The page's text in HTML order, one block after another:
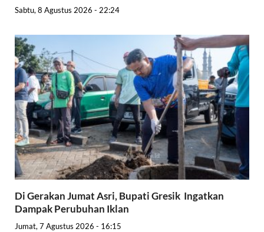
Sabtu, 8 Agustus 2026 - 22:24
Di Gerakan Jumat Asri, Bupati Gresik Ingatkan
Dampak Perubuhan Iklan
Jumat, 7 Agustus 2026 - 16:15